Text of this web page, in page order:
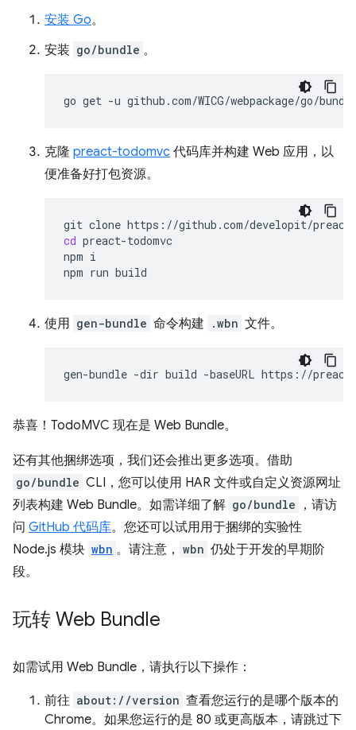
安装 Go。
安装 go/bundle 。
go get -u
克隆 preact-todomvc 代码库并构建 Web 应用，以
便准备好打包资源。
git clone
cd preact-todomvc
npm i
npm run
使用 gen-bundle 命令构建 .wbn 文件。
gen-bundle -dir build -baseURL https://preact-
恭喜！TodoMVC 现在是 Web Bundle。
还有其他捆绑选项，我们还会推出更多选项。借助
go/bundle CLI，您可以使用 HAR 文件或自定义资源网址
列表构建 Web Bundle。如需详细了解 go/bundle
，请访
问 GitHub 代码库。您还可以试用用于捆绑的实验性
Node.js 模块 wbn 。请注意， wbn 仍处于开发的早期阶
段。
玩转 Web Bundle
如需试用 Web Bundle，请执行以下操作：
前往 about://version 查看您运行的是哪个版本的
Chrome。如果您运行的是 80 或更高版本，请跳过下